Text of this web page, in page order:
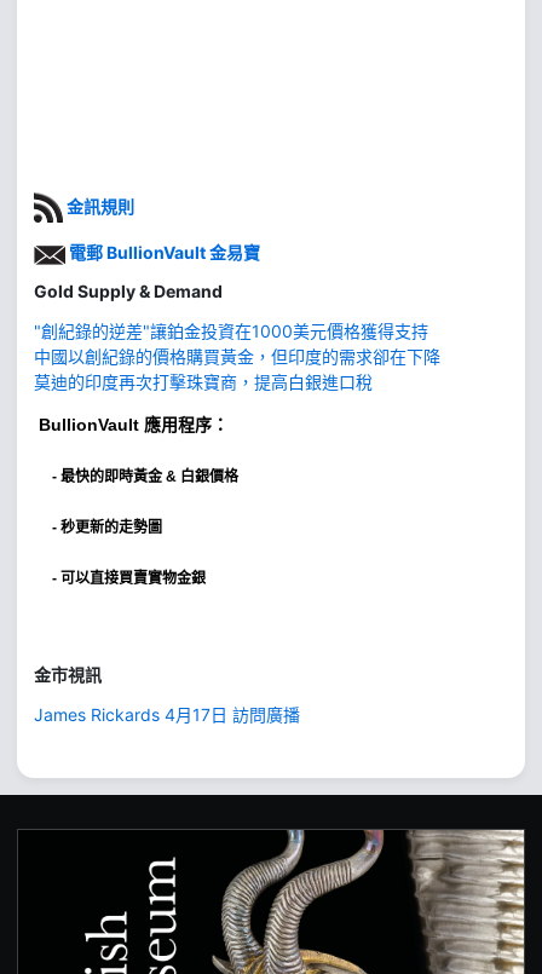
金訊規則
電郵 BullionVault 金易寶
Gold Supply & Demand
"創紀錄的逆差"讓鉑金投資在1000美元價格獲得支持
中國以創紀錄的價格購買黃金，但印度的需求卻在下降
莫迪的印度再次打擊珠寶商，提高白銀進口稅
BullionVault 應用程序：
- 最快的即時黃金 & 白銀價格
- 秒更新的走勢圖
- 可以直接買賣實物金銀
金市視訊
James Rickards 4月17日 訪問廣播